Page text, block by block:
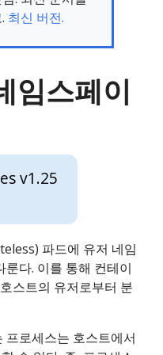
최신 버전.
임스페이
v1.25
파드에 유저 네임
다. 이를 통해 컨테이
스트의 유저로부터 분
프로세스는 호스트에서